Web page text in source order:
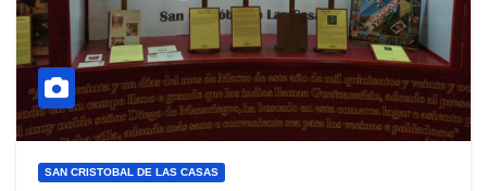
SAN CRISTOBAL DE LAS CASAS